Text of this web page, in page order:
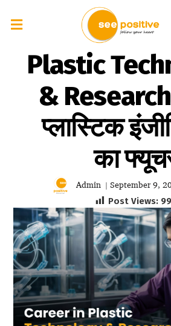
Plastic
&
प्लास्टिक
का
Admin | September 9,
Post Views: